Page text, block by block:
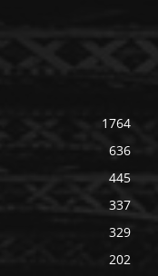
1764
636
445
337
329
202